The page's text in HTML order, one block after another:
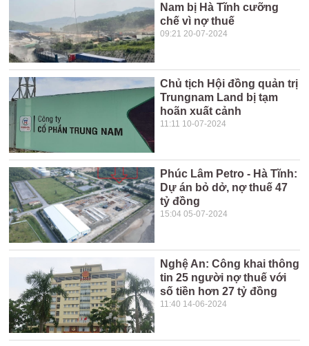
Nam bị Hà Tĩnh cưỡng
chế vì nợ thuế
09:21 20-07-2024
Chủ tịch Hội đồng quản trị
Trungnam Land bị tạm
hoãn xuất cảnh
11:11 10-07-2024
Phúc Lâm Petro - Hà Tĩnh:
Dự án bỏ dở, nợ thuế 47
tỷ đồng
15:04 05-07-2024
Nghệ An: Công khai thông
tin 25 người nợ thuế với
số tiền hơn 27 tỷ đồng
11:40 14-06-2024